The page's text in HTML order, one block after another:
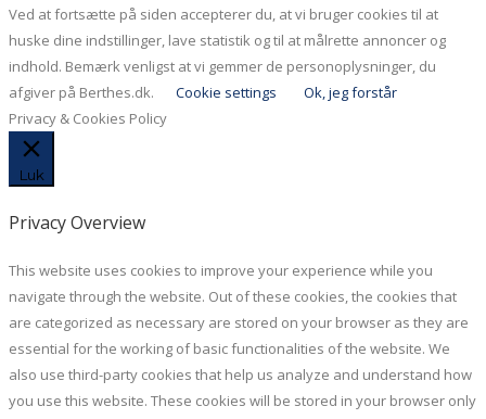
Ved at fortsætte på siden accepterer du, at vi bruger cookies til at
huske dine indstillinger, lave statistik og til at målrette annoncer og
indhold. Bemærk venligst at vi gemmer de personoplysninger, du
afgiver på Berthes.dk.
Cookie settings
Ok, jeg forstår
Privacy & Cookies Policy
Luk
Privacy Overview
This website uses cookies to improve your experience while you
navigate through the website. Out of these cookies, the cookies that
are categorized as necessary are stored on your browser as they are
essential for the working of basic functionalities of the website. We
also use third-party cookies that help us analyze and understand how
you use this website. These cookies will be stored in your browser only